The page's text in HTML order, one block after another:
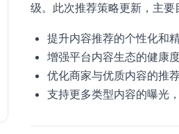
级。此次推荐策略更新，主要
提升内容推荐的个性化和
增强平台内容生态的健康
优化商家与优质内容的推
支持更多类型内容的曝光